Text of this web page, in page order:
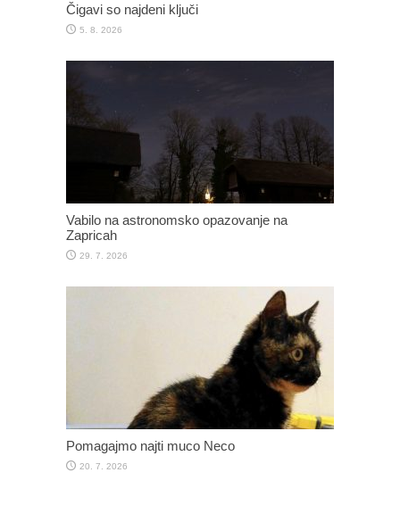
Čigavi so najdeni ključi
5. 8. 2026
Vabilo na astronomsko opazovanje na
Zapricah
29. 7. 2026
Pomagajmo najti muco Neco
20. 7. 2026